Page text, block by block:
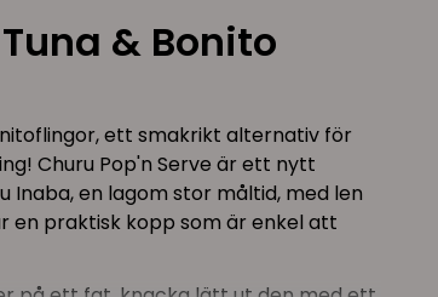
& Bonito
ett smakrikt alternativ för
Churu Pop'n Serve är ett nytt
en lagom stor måltid, med len
en praktisk kopp som är enkel att